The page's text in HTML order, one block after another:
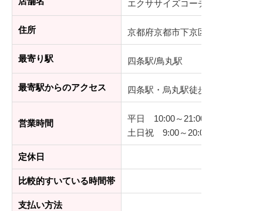
エクササイズコーチ 四条烏丸店
住所 京都府京都市下京区月鉾町39-1
最寄り駅 四条駅/鳥丸駅
最寄駅からのアクセス 四条駅・烏丸駅徒歩2分
営業時間
平日 10:00～21:00（最終受付
土日祝 9:00～20:00（最終受付
定休日
比較的すいている時間帯
支払い方法